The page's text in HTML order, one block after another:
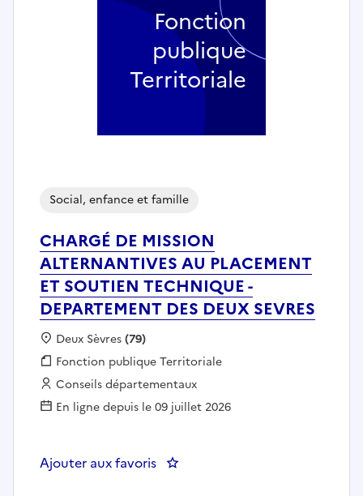
CHARGÉ DE MISSION
ALTERNANTIVES AU PLACEMENT
ET SOUTIEN TECHNIQUE -
DEPARTEMENT DES DEUX SEVRES
Social, enfance et famille
Localisation :
Deux Sèvres(79)
Fonction publique :
Fonction publique Territoriale
Employeur :
Conseils départementaux
En ligne depuis le 09 juillet 2026
Ajouter aux favoris : CHARGÉ DE MISSION
Fonction
publique
Territoriale